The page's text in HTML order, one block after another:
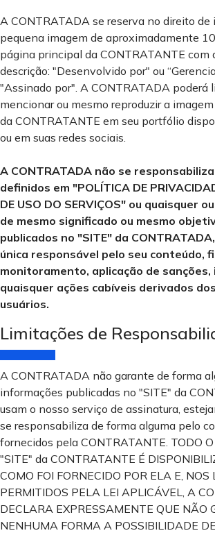
A CONTRATADA se reserva no direito de
pequena imagem de aproximadamente
página principal da CONTRATANTE com
descrição: "Desenvolvido por" ou
"Assinado por". A CONTRATADA poderá
mencionar ou mesmo reproduzir a
da CONTRATANTE em seu portfólio
ou em suas redes sociais.
A CONTRATADA não se
definidos em "POLÍTICA DE
DE USO DO SERVIÇOS" ou quaisquer
de mesmo significado ou mesmo
publicados no "SITE" da
única responsável pelo seu conteúdo,
monitoramento, aplicação de sanções,
quaisquer ações cabíveis derivados
usuários.
Limitações de
A CONTRATADA não garante de forma
informações publicadas no "SITE" da
usam o nosso serviço de assinatura,
se responsabiliza de forma alguma pelo
fornecidos pela CONTRATANTE. TODO
"SITE" da CONTRATANTE É
COMO FOI FORNECIDO POR ELA E, NOS
PERMITIDOS PELA LEI APLICÁVEL, A
DECLARA EXPRESSAMENTE QUE NÃO
NENHUMA FORMA A POSSIBILIDADE DE